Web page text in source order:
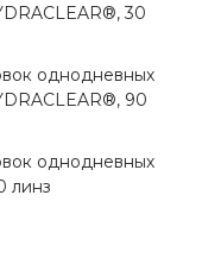
30
однодневных
90
однодневных
линз